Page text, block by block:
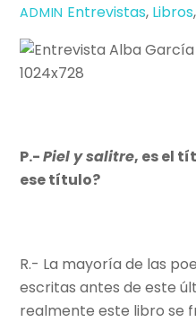
ADMIN Entrevistas, Libros,
P.-Piel y salitre, es el
ese título?
R.- La mayoría de las
escritas antes de este
realmente este libro se